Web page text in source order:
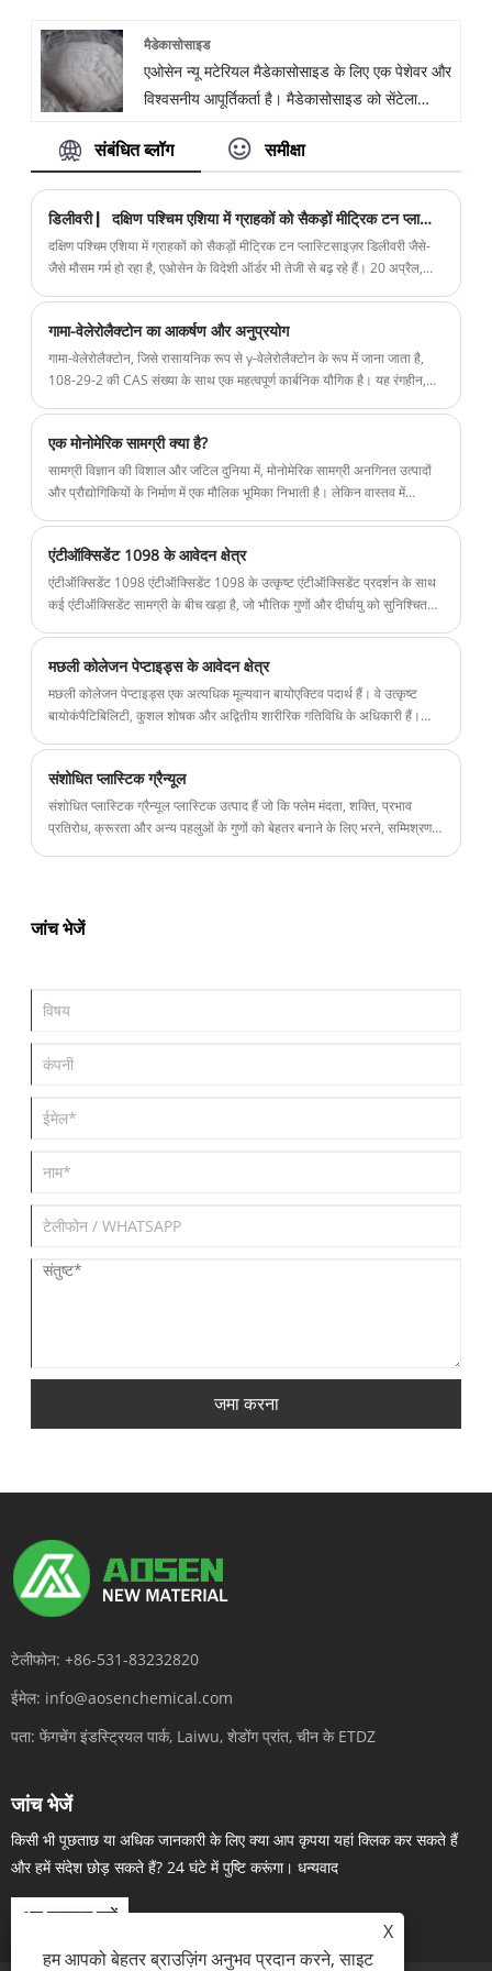
टीपीजीडीए प्रदान करती है। नमूने के लिए बेझिझक हमसे
संपर्क करें!
यदि आप हमारे बीटा कैरियोफिलीन में रुचि रखते हैं, तो
नमूने के लिए बेझिझक हमसे संपर्क करें!
उत्कृष्ट गर्मी प्रतिरोध के कारण कई क्षेत्रों में व्यापक रूप से
किया गया है। विशेष रूप से, इसका उच्च क्वथनांक और
ताप प्रतिरोध गुण इसे सिलिकॉन वेफर की लिथोग्राफी
एओसेन ग्राहकों को अच्छी गुणवत्ता और उचित मूल्य के साथ
संपर्क करें!
मैडेकासोसाइड
एओसेन न्यू मटेरियल मैडेकासोसाइड के लिए एक पेशेवर और
विश्वसनीय आपूर्तिकर्ता है। मैडेकासोसाइड को सेंटेला
फ्लेवोनोइड्स, ट्राइटरपेन और अन्य मुख्य सक्रिय तत्व
पेंटासाइक्लिक ट्राइटरपेनॉइड यौगिक है। मैडेकासोसाइड
सेंटेला एशियाटिका ट्राइटरपेनॉइड परिवार में सबसे अधिक
प्रतिनिधि सक्रिय ग्लाइकोसाइड है। एओसेन ग्राहकों को
उच्च गुणवत्ता वाला मैडेकासोसाइड प्रदान करता है, यदि
आप मैडेकासोसाइड की तलाश में हैं, तो नमूने के लिए
बेझिझक हमसे संपर्क करें!
संबंधित ब्लॉग समीक्षा
डिलीवरी ▏दक्षिण पश्चिम एशिया में ग्राहकों को सैकड़ों मीट्रिक टन प्लास्टिसाइज़र डिलीवरी
दक्षिण पश्चिम एशिया में ग्राहकों को सैकड़ों मीट्रिक टन प्लास्टिसाइज़र डिलीवरी जैसे-
जैसे मौसम गर्म हो रहा है, एओसेन के विदेशी ऑर्डर भी तेजी से बढ़ रहे हैं। 20 अप्रैल,
गामा-वेलेरोलैक्टोन का आकर्षण और अनुप्रयोग
गामा-वेलेरोलैक्टोन, जिसे रासायनिक रूप से γ-वेलेरोलैक्टोन के रूप में जाना जाता है,
108-29-2 की CAS संख्या के साथ एक महत्वपूर्ण कार्बनिक यौगिक है। यह रंगहीन,
एक मोनोमेरिक सामग्री क्या है?
सामग्री विज्ञान की विशाल और जटिल दुनिया में, मोनोमेरिक सामग्री अनगिनत उत्पादों
और प्रौद्योगिकियों के निर्माण में एक मौलिक भूमिका निभाती है। लेकिन वास्तव में
एंटीऑक्सिडेंट 1098 के आवेदन क्षेत्र
एंटीऑक्सिडेंट 1098 एंटीऑक्सिडेंट 1098 के उत्कृष्ट एंटीऑक्सिडेंट प्रदर्शन के साथ
कई एंटीऑक्सिडेंट सामग्री के बीच खड़ा है, जो भौतिक गुणों और दीर्घायु को सुनिश्चित
मछली कोलेजन पेप्टाइड्स के आवेदन क्षेत्र
मछली कोलेजन पेप्टाइड्स एक अत्यधिक मूल्यवान बायोएक्टिव पदार्थ हैं। वे उत्कृष्ट
बायोकंपैटिबिलिटी, कुशल शोषक और अद्वितीय शारीरिक गतिविधि के अधिकारी हैं।
संशोधित प्लास्टिक ग्रैन्यूल
संशोधित प्लास्टिक ग्रैन्यूल प्लास्टिक उत्पाद हैं जो कि फ्लेम मंदता, शक्ति, प्रभाव
प्रतिरोध, क्रूरता और अन्य पहलुओं के गुणों को बेहतर बनाने के लिए भरने, सम्मिश्रण,
जांच भेजें
जमा करना
टेलीफोन: +86-531-83232820
ईमेल: info@aosenchemical.com
पता: फेंगचेंग इंडस्ट्रियल पार्क, Laiwu, शेडोंग प्रांत, चीन के ETDZ
जांच भेजें
किसी भी पूछताछ या अधिक जानकारी के लिए क्या आप कृपया यहां क्लिक कर सकते हैं
और हमें संदेश छोड़ सकते हैं? 24 घंटे में पुष्टि करूंगा। धन्यवाद
अब पूछताछ करें
X
हम आपको बेहतर ब्राउज़िंग अनुभव प्रदान करने, साइट